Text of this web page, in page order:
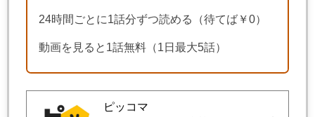
24時間ごとに1話分ずつ読める（待てば￥0）
動画を見ると1話無料（1日最大5話）
ピッコマ